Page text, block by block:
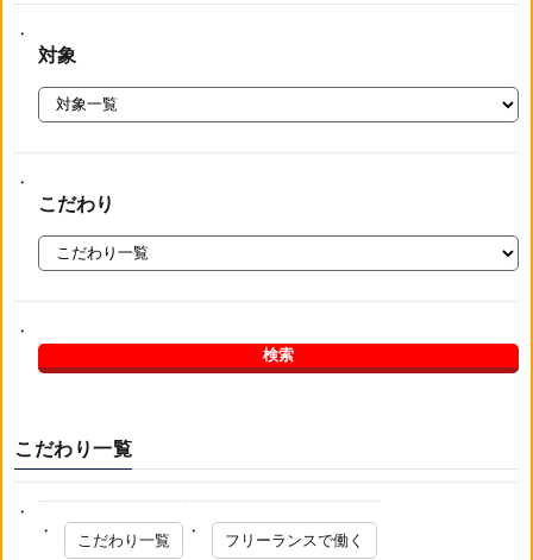
対象
こだわり
こだわり一覧
こだわり一覧 フリーランスで働く